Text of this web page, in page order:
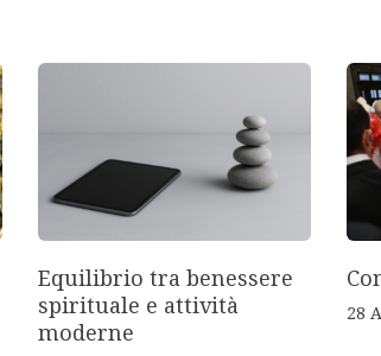
Equilibrio tra benessere
spirituale e attività
moderne
28